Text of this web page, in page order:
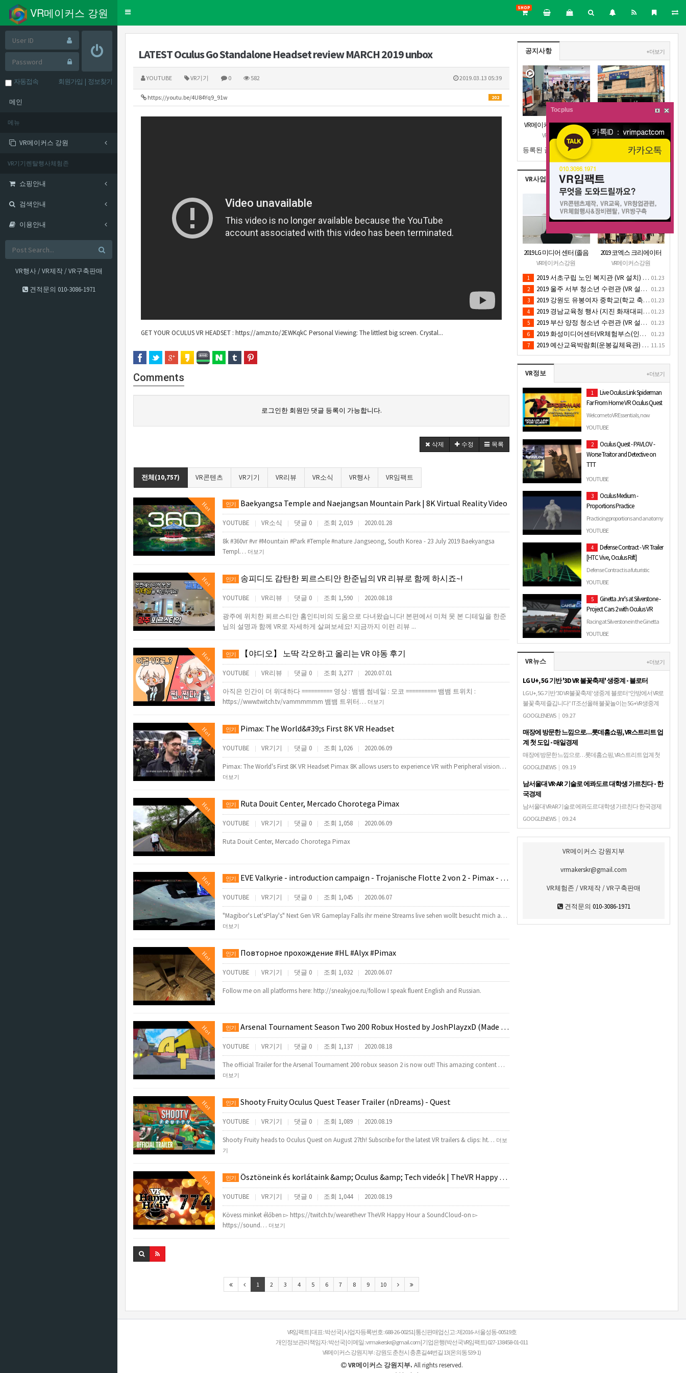
VR메이커스 강원
Toggle
SHOP
자동접속 회원가입 | 정보찾기
메인
메뉴
VR메이커스 강원
VR기기렌탈행사체험존
쇼핑안내
검색안내
이용안내
VR행사 / VR제작 / VR구축판매
견적문의 010-3086-1971
LATEST Oculus Go Standalone Headset review MARCH 2019 unbox
YOUTUBE VR기기 0 582 2019.03.13 05:39
202
https://youtu.be/4U84Yq9_91w
GET YOUR OCULUS VR HEADSET : https://amzn.to/2EWKqkC Personal Viewing: The littlest big screen. Crystal...
Comments
로그인한 회원만 댓글 등록이 가능합니다.
삭제 수정 목록
전체(10,757) VR콘텐츠 VR기기 VR리뷰 VR소식 VR행사 VR임팩트
Hot 인기 Baekyangsa Temple and Naejangsan Mountain Park | 8K Virtual Reality Video
YOUTUBE | VR소식 | 댓글 0 | 조회 2,019 | 2020.01.28
8k #360vr #vr #Mountain #Park #Temple #nature Jangseong, South Korea - 23 July 2019 Baekyangsa
Templ… 더보기
Hot 인기 송피디도 감탄한 푀르스티안 한준님의 VR 리뷰로 함께 하시죠~!
YOUTUBE | VR리뷰 | 댓글 0 | 조회 1,590 | 2020.08.18
광주에 위치한 푀르스티안 홈인티비의 도움으로 다녀왔습니다! 본편에서 미쳐 못 본 디테일을 한준
님의 설명과 함께 VR로 자세하게 살펴보세요! 지금까지 이런 리뷰 ...
Hot 인기 【야디오】 노딱 각오하고 올리는 VR 야동 후기
YOUTUBE | VR리뷰 | 댓글 0 | 조회 3,277 | 2020.07.01
아직은 인간이 더 위대하다 ========== 영상 : 뱀뱀 썸네일 : 모코 ========== 뱀뱀 트위치 :
https://www.twitch.tv/vammmmmm 뱀뱀 트위터… 더보기
Hot 인기 Pimax: The World&#39;s First 8K VR Headset
YOUTUBE | VR기기 | 댓글 0 | 조회 1,026 | 2020.06.09
Pimax: The World's First 8K VR Headset Pimax 8K allows users to experience VR with Peripheral vision…
더보기
Hot 인기 Ruta Douit Center, Mercado Chorotega Pimax
YOUTUBE | VR기기 | 댓글 0 | 조회 1,058 | 2020.06.09
Ruta Douit Center, Mercado Chorotega Pimax
Hot 인기 EVE Valkyrie - introduction campaign - Trojanische Flotte 2 von 2 - Pimax - HOTAS Warthog
YOUTUBE | VR기기 | 댓글 0 | 조회 1,045 | 2020.06.07
"Magibor's Let'sPlay's" Next Gen VR Gameplay Falls ihr meine Streams live sehen wollt besucht mich a…
더보기
Hot 인기 Повторное прохождение #HL #Alyx #Pimax
YOUTUBE | VR기기 | 댓글 0 | 조회 1,032 | 2020.06.07
Follow me on all platforms here: http://sneakyjoe.ru/follow I speak fluent English and Russian.
Hot 인기 Arsenal Tournament Season Two 200 Robux Hosted by JoshPlayzxD (Made by MixedReality)
YOUTUBE | VR기기 | 댓글 0 | 조회 1,137 | 2020.08.18
The official Trailer for the Arsenal Tournament 200 robux season 2 is now out! This amazing content …
더보기
Hot 인기 Shooty Fruity Oculus Quest Teaser Trailer (nDreams) - Quest
YOUTUBE | VR기기 | 댓글 0 | 조회 1,089 | 2020.08.19
Shooty Fruity heads to Oculus Quest on August 27th! Subscribe for the latest VR trailers & clips: ht… 더보
기
Hot 인기 Ösztöneink és korlátaink &amp; Oculus &amp; Tech videók | TheVR Happy Hour #774 - 08.19.
YOUTUBE | VR기기 | 댓글 0 | 조회 1,044 | 2020.08.19
Kövess minket élőben ▻ https://twitch.tv/wearethevr TheVR Happy Hour a SoundCloud-on ▻
https://sound… 더보기
1 2 3 4 5 6 7 8 9 10
공지사항 + 더보기
VR메이커스 강원지부 오
픈 공고
VR메이커스
강원지부 근처 주차장안
내
VR메이커스
등록된 글이 없습니다.
VR사업실적
2019 LG 미디어 센터 (졸음
운전/ 음주운전 체험 행
사) VR 체험 - VR 렌탈대여
행사
VR메이커스강원
2019 코엑스 크리에이터
페스티벌 VR체험 부스 (인
기 VR 체험) - VR렌탈대여
행사
VR메이커스강원
01.23
1 2019 서초구립 노인 복지관 (VR 설치) - VR 구축 판매
01.23
2 2019 울주 서부 청소년 수련관 (VR 설치) - VR 구축 판매
01.23
3 2019 강원도 유봉여자 중학교(학교 축제 행사 / 인기 VR 컨텐츠 ) - VR렌탈대여 행사
01.23
4 2019 경남교육청 행사 (지진 화재대피 / VR 체험) _ VR 렌탈대여행사
01.23
5 2019 부산 양정 청소년 수련관 (VR 설치) - VR구축 판매
01.23
6 2019 화성미디어센터VR체험부스(인기4D 시뮬레이터 체험)-VR렌탈대여 행사
11.15
7 2019 예산교육박람회(운봉길체육관) VR체험부스(직업진로체험 / 인기VR체험)-VR렌탈대여행사
VR정보 + 더보기
1
Live Oculus Link Spiderman
Far From Home VR Oculus Quest
Welcome to VR Essentials, now
playing Live Oculus Link Spiderman
YOUTUBE
2
Oculus Quest - PAVLOV -
Worse Traitor and Detective on
TTT
Best Shooting game right now on
TTT 1 Detective, 2 traitors and a
bunch of innocents ! …
YOUTUBE
3
Oculus Medium -
Proportions Practice
Practicing proportions and anatomy
in VR with Oculus Medium. It's nice to
#3dsculpting #ba…
YOUTUBE
4
Defense Contract - VR Trailer
[HTC Vive, Oculus Rift]
Defense Contract is a futuristic
grapple-hook racing game with a
Available on Ste…
YOUTUBE
5
Ginetta Jnr's at Silverstone -
Project Cars 2 with Oculus VR
Racing at Silverstone in the Ginetta
Jn's with the oculus VR - Think I need
more practice.
YOUTUBE
VR뉴스 + 더보기
LG U+, 5G 기반 '3D VR 불꽃축제' 생중계 - 블로터
LG U+, 5G 기반 '3D VR 불꽃축제' 생중계 블로터“안방에서 VR로
불꽃 축제 즐깁니다” IT조선올해 불꽃놀이는 5G+VR 생중계
로 즐겨보자 테크월드 뉴스LG유플러스, 5G로 VR 불꽃축제 생
GOOGLENEWS | 09.27
매장에 방문한 느낌으로…롯데홈쇼핑, VR스트리트 업
계 첫 도입 - 매일경제
매장에 방문한 느낌으로…롯데홈쇼핑, VR스트리트 업계 첫
도입 매일경제6개 플래그십매장 `로드뷰`식으로 둘러보고
매장 구현.
GOOGLENEWS | 09.19
남서울대 VR·AR 기술로 에콰도르 대학생 가르친다 - 한
국경제
남서울대 VR·AR 기술로 에콰도르 대학생 가르친다 한국경제
세계은행 'ActiVaR' 프로젝트 참여 남서울대의 가상현실(VR)과
증강현실(AR) 기술이 에콰도르 대학생 교육에 활용된다. 24일
남서울대에 따르면 교…
GOOGLENEWS | 09.24
VR메이커스 강원지부
vrmakerskr@gmail.com
VR체험존 / VR제작 / VR구축판매
견적문의 010-3086-1971
VR임팩트 | 대표 : 박선국 | 사업자등록번호 : 688-26-00251 | 통신판매업신고 : 제2016-서울성동-00519호
개인정보관리책임자 : 박선국 | 이메일 : vrmakerskr@gmail.com | 기업은행(박선국 VR임팩트) 027-138458-01-011
VR메이커스 강원지부 : 강원도 춘천시 충혼길44번길 13(온의동 539-1)
VR메이커스 강원지부. All rights reserved.
Tocplus